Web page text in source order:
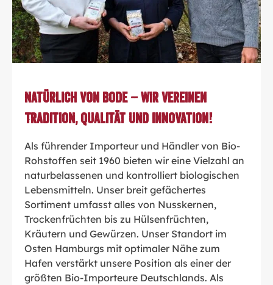
Natürlich von Bode – wir vereinen
Tradition, Qualität und Innovation!
Als führender Importeur und Händler von Bio-
Rohstoffen seit 1960 bieten wir eine Vielzahl an
naturbelassenen und kontrolliert biologischen
Lebensmitteln. Unser breit gefächertes
Sortiment umfasst alles von Nusskernen,
Trockenfrüchten bis zu Hülsenfrüchten,
Kräutern und Gewürzen. Unser Standort im
Osten Hamburgs mit optimaler Nähe zum
Hafen verstärkt unsere Position als einer der
größten Bio-Importeure Deutschlands. Als